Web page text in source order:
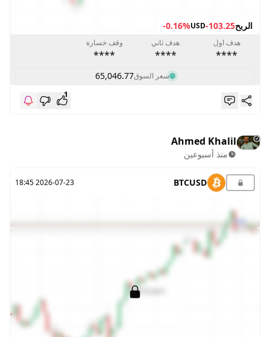
الربح-103.25
USD
-0.16%
هدف اول
****
هدف ثاني
****
وقف خسارة
****
سعر السوق65,046.77
1
Ahmed Khalil
منذ أسبوعين
BTCUSD
2026-07-23 18:45